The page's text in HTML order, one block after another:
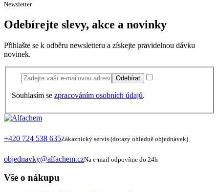
Newsletter
Odebírejte slevy, akce a novinky
Přihlašte se k odběru newsletteru a získejte pravidelnou dávku
novinek.
Odebírat
Souhlasím se zpracováním osobních údajů.
+420 724 538 635Zákaznický servis (dotazy ohledně objednávek)
objednavky@alfachem.czNa e-mail odpovíme do 24h
Vše o nákupu